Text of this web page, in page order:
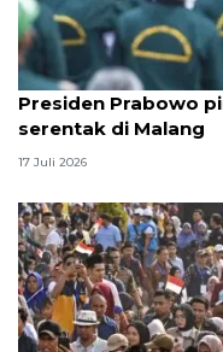
Presiden Prabowo
serentak di Malang
17 Juli 2026